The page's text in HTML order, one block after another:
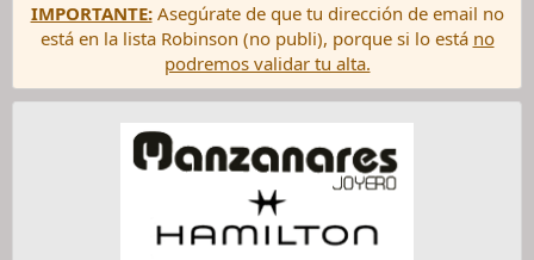
IMPORTANTE:Asegúrate de que tu dirección de email no
está en la lista Robinson (no publi), porque si lo está no
podremos validar tu alta.